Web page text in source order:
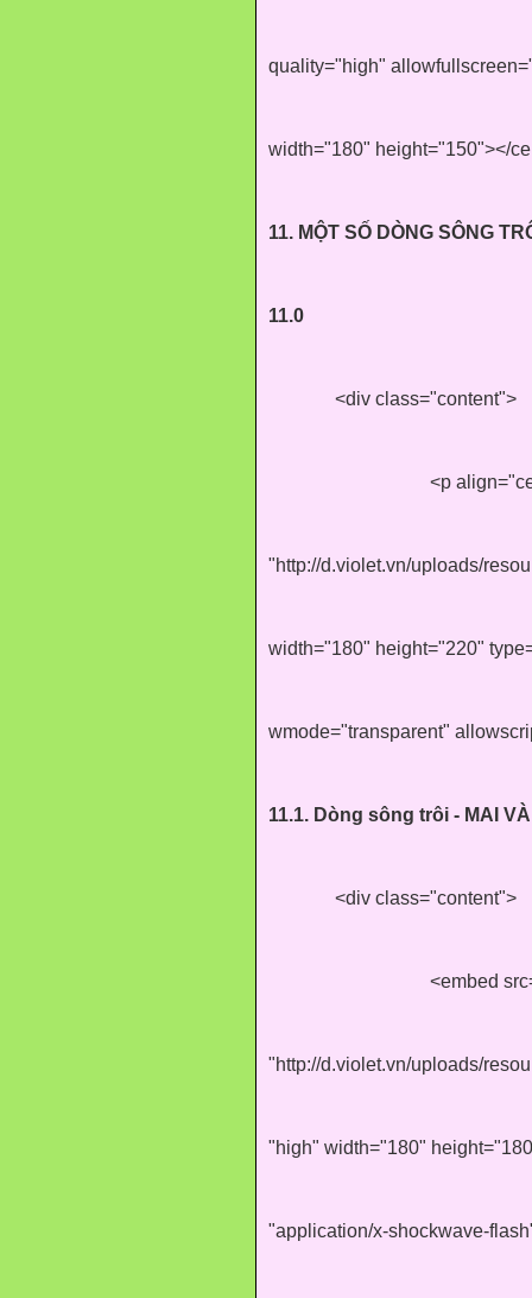
quality="high"
width="180" height="150"></
11. MỘT SỐ DÒNG SÔNG
11.0
<div class="content">
<p
"http://d.violet.vn/uploads/
width="180" height="220"
wmode="transparent"
11.1. Dòng sông trôi - MAI
<div class="content">
<embed
"http://d.violet.vn/uploads/
"high" width="180"
"application/x-shockwave-